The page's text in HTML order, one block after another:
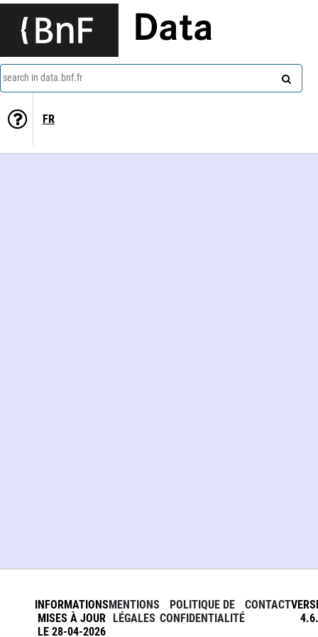
Data
search in data.bnf.fr
FR
INFORMATIONS
MISES À JOUR
LE 28-04-2026
MENTIONS
LÉGALES
POLITIQUE DE
CONFIDENTIALITÉ
CONTACT